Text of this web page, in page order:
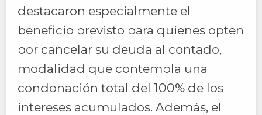
destacaron especialmente el
beneficio previsto para quienes opten
por cancelar su deuda al contado,
modalidad que contempla una
condonación total del 100% de los
intereses acumulados. Además, el